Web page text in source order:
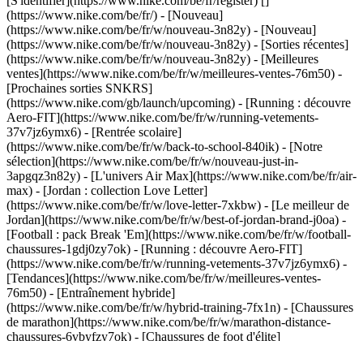
(https://www.nike.com/be/fr/) - [Nouveau]
(https://www.nike.com/be/fr/w/nouveau-3n82y) - [Nouveau]
(https://www.nike.com/be/fr/w/nouveau-3n82y) - [Sorties récentes]
(https://www.nike.com/be/fr/w/nouveau-3n82y) - [Meilleures
ventes](https://www.nike.com/be/fr/w/meilleures-ventes-76m50) -
[Prochaines sorties SNKRS]
(https://www.nike.com/gb/launch/upcoming) - [Running : découvre
Aero-FIT](https://www.nike.com/be/fr/w/running-vetements-
37v7jz6ymx6) - [Rentrée scolaire]
(https://www.nike.com/be/fr/w/back-to-school-840ik) - [Notre
sélection](https://www.nike.com/be/fr/w/nouveau-just-in-
3apgqz3n82y) - [L'univers Air Max](https://www.nike.com/be/fr/air-
max) - [Jordan : collection Love Letter]
(https://www.nike.com/be/fr/w/love-letter-7xkbw) - [Le meilleur de
Jordan](https://www.nike.com/be/fr/w/best-of-jordan-brand-j0oa) -
[Football : pack Break 'Em](https://www.nike.com/be/fr/w/football-
chaussures-1gdj0zy7ok) - [Running : découvre Aero-FIT]
(https://www.nike.com/be/fr/w/running-vetements-37v7jz6ymx6) -
[Tendances](https://www.nike.com/be/fr/w/meilleures-ventes-
76m50) - [Entraînement hybride]
(https://www.nike.com/be/fr/w/hybrid-training-7fx1n) - [Chaussures
de marathon](https://www.nike.com/be/fr/w/marathon-distance-
chaussures-6vbyfzy7ok) - [Chaussures de foot d'élite]